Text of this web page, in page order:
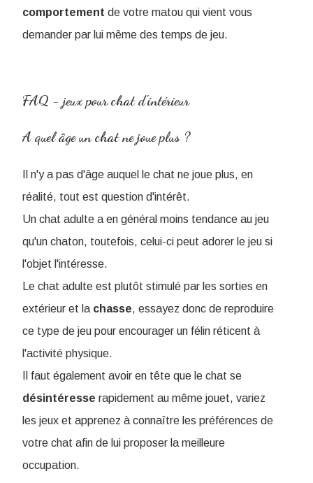
comportement de votre matou qui vient vous
demander par lui même des temps de jeu.
FAQ - jeux pour chat d'intérieur
A quel âge un chat ne joue plus ?
Il n'y a pas d'âge auquel le chat ne joue plus, en
réalité, tout est question d'intérêt.
Un chat adulte a en général moins tendance au jeu
qu'un chaton, toutefois, celui-ci peut adorer le jeu si
l'objet l'intéresse.
Le chat adulte est plutôt stimulé par les sorties en
extérieur et la chasse, essayez donc de reproduire
ce type de jeu pour encourager un félin réticent à
l'activité physique.
Il faut également avoir en tête que le chat se
désintéresse rapidement au même jouet, variez
les jeux et apprenez à connaître les préférences de
votre chat afin de lui proposer la meilleure
occupation.